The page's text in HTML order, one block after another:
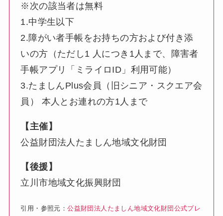
※次の該当者は無料
1.中学生以下
2.障がい者手帳をお持ちの方および付き添
いの方（ただし1 人につき1人まで、障害者
手帳アプリ「ミライロID」利用可能）
3.たましんPlus会員（旧シニア・スクエア会
員） 本人とお連れの方1人まで
【主催】
公益財団法人たましん地域文化財団
【後援】
立川市地域文化振興財団
引用・参照元：公益財団法人たましん地域文化財団公式プレ